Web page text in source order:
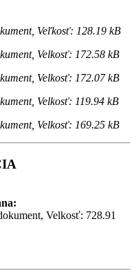
Veľkosť: 128.19 kB
Velkosť: 172.58 kB
Velkosť: 172.07 kB
Velkosť: 119.94 kB
Velkosť: 169.25 kB
Velkosť: 728.91